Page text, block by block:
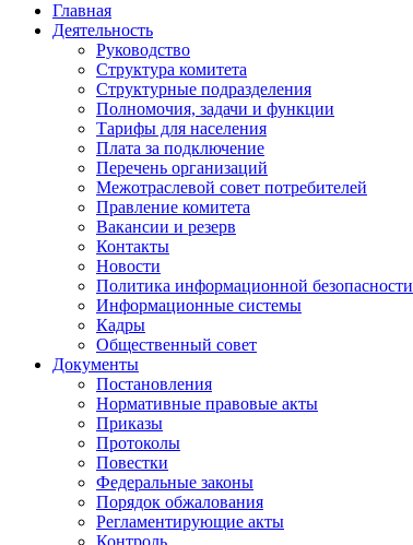
Главная
Деятельность
Руководство
Структура комитета
Структурные подразделения
Полномочия, задачи и функции
Тарифы для населения
Плата за подключение
Перечень организаций
Межотраслевой совет потребителей
Правление комитета
Вакансии и резерв
Контакты
Новости
Политика информационной безопасности
Информационные системы
Кадры
Общественный совет
Документы
Постановления
Нормативные правовые акты
Приказы
Протоколы
Повестки
Федеральные законы
Порядок обжалования
Регламентирующие акты
Контроль